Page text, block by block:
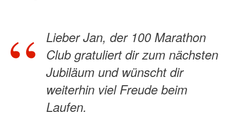
Lieber Jan, der 100 Marathon
Club gratuliert dir zum nächsten
Jubiläum und wünscht dir
weiterhin viel Freude beim
Laufen.